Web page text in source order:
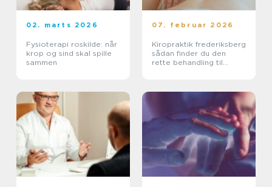
02. marts 2026
Fysioterapi roskilde: når
krop og sind skal spille
sammen
07. februar 2026
Kiropraktik frederiksberg
sådan finder du den
rette behandling til